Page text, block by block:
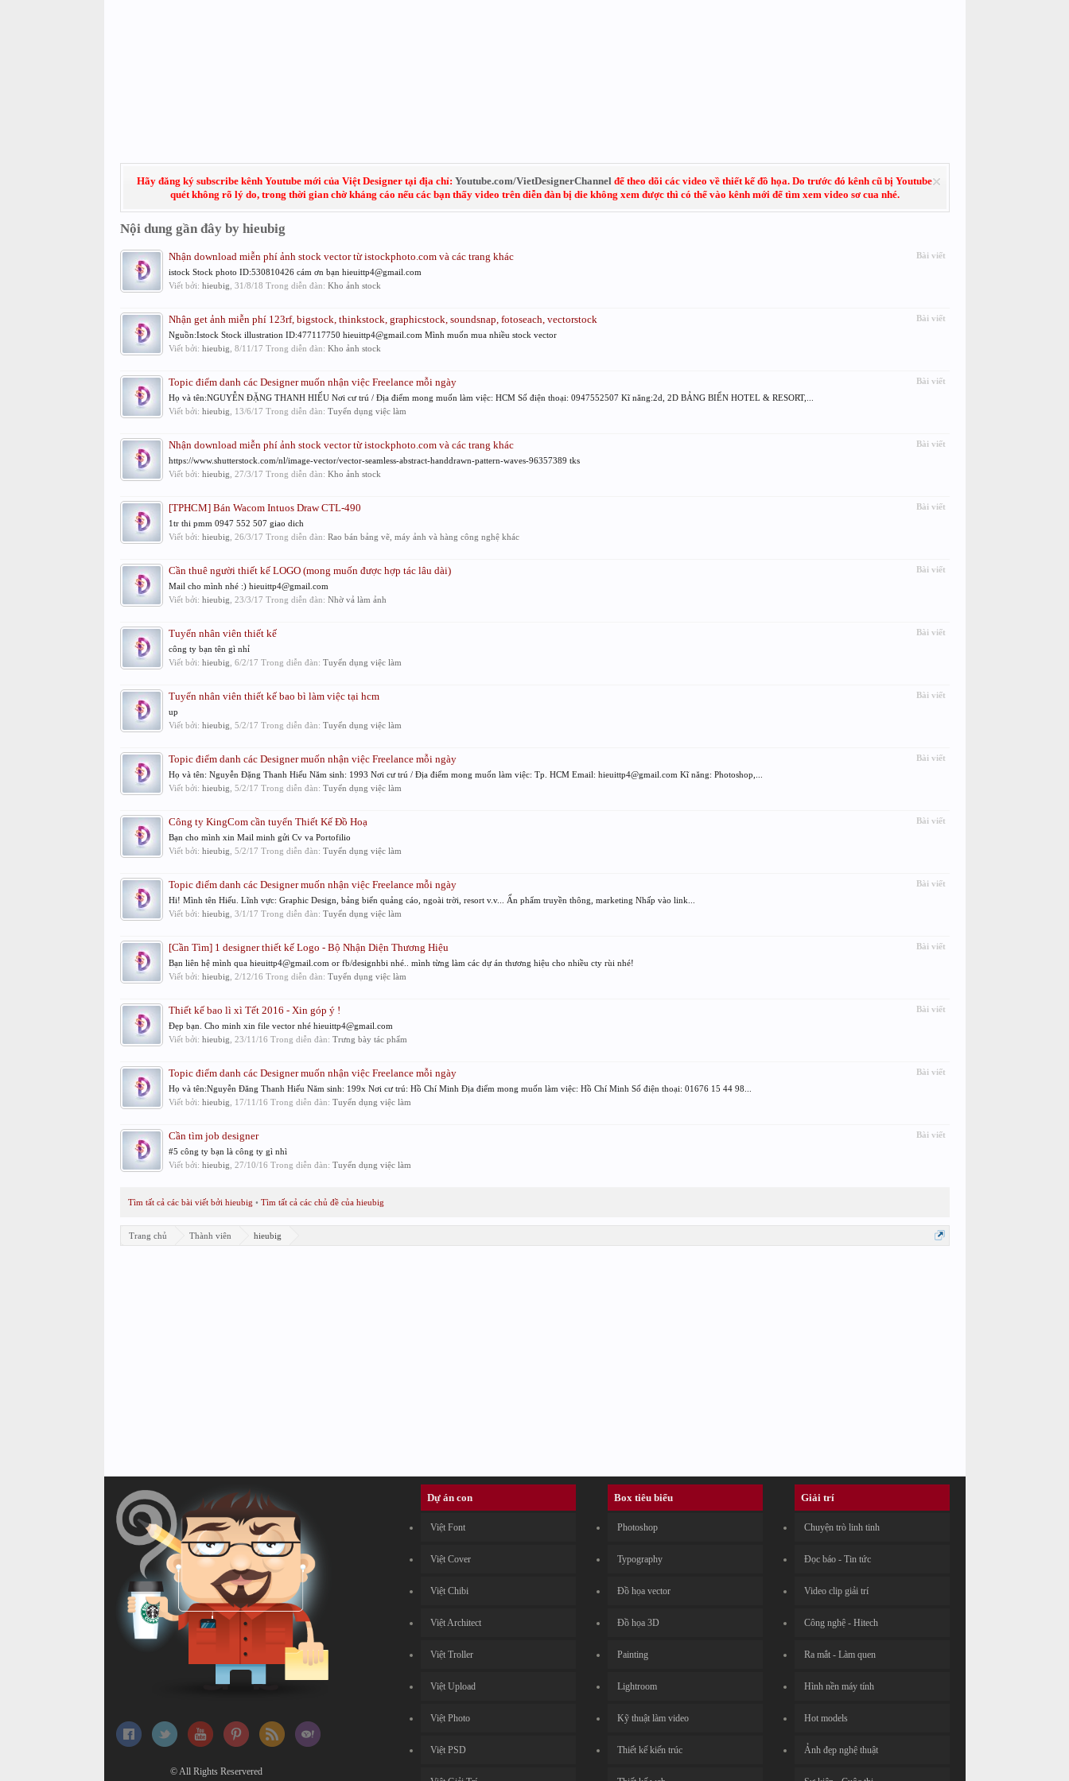
Hãy đăng ký subscribe kênh Youtube mới của Việt Designer tại địa chỉ: Youtube.com/VietDesignerChannel để theo dõi các video về thiết kế đồ họa. Do trước đó kênh cũ bị Youtube
quét không rõ lý do, trong thời gian chờ kháng cáo nếu các bạn thấy video trên diễn đàn bị die không xem được thì có thể vào kênh mới để tìm xem video sơ cua nhé.
Nội dung gần đây by hieubig
Bài viết
Nhận download miễn phí ảnh stock vector từ istockphoto.com và các trang khác
istock Stock photo ID:530810426 cám ơn bạn hieuittp4@gmail.com
Viết bởi: hieubig 31/8/18 Trong diễn đàn: Kho ảnh stock
Bài viết
Nhận get ảnh miễn phí 123rf, bigstock, thinkstock, graphicstock, soundsnap, fotoseach, vectorstock
Nguồn:Istock Stock illustration ID:477117750 hieuittp4@gmail.com Mình muốn mua nhiều stock vector
Viết bởi: hieubig 8/11/17 Trong diễn đàn: Kho ảnh stock
Bài viết
Topic điểm danh các Designer muốn nhận việc Freelance mỗi ngày
Họ và tên:NGUYỄN ĐẶNG THANH HIẾU Nơi cư trú / Địa điểm mong muốn làm việc: HCM Số điện thoại: 0947552507 Kĩ năng:2d, 2D BẢNG BIỂN HOTEL & RESORT,...
Viết bởi: hieubig 13/6/17 Trong diễn đàn: Tuyển dụng việc làm
Bài viết
Nhận download miễn phí ảnh stock vector từ istockphoto.com và các trang khác
https://www.shutterstock.com/nl/image-vector/vector-seamless-abstract-handdrawn-pattern-waves-96357389 tks
Viết bởi: hieubig 27/3/17 Trong diễn đàn: Kho ảnh stock
Bài viết
[TPHCM] Bán Wacom Intuos Draw CTL-490
1tr thi pmm 0947 552 507 giao dich
Viết bởi: hieubig 26/3/17 Trong diễn đàn: Rao bán bảng vẽ, máy ảnh và hàng công nghệ khác
Bài viết
Cần thuê người thiết kế LOGO (mong muốn được hợp tác lâu dài)
Mail cho mình nhé :) hieuittp4@gmail.com
Viết bởi: hieubig 23/3/17 Trong diễn đàn: Nhờ vả làm ảnh
Bài viết
Tuyển nhân viên thiết kế
công ty bạn tên gì nhỉ
Viết bởi: hieubig 6/2/17 Trong diễn đàn: Tuyển dụng việc làm
Bài viết
Tuyển nhân viên thiết kế bao bì làm việc tại hcm
up
Viết bởi: hieubig 5/2/17 Trong diễn đàn: Tuyển dụng việc làm
Bài viết
Topic điểm danh các Designer muốn nhận việc Freelance mỗi ngày
Họ và tên: Nguyễn Đặng Thanh Hiếu Năm sinh: 1993 Nơi cư trú / Địa điểm mong muốn làm việc: Tp. HCM Email: hieuittp4@gmail.com Kĩ năng: Photoshop,...
Viết bởi: hieubig 5/2/17 Trong diễn đàn: Tuyển dụng việc làm
Bài viết
Công ty KingCom cần tuyển Thiết Kế Đồ Hoạ
Bạn cho mình xin Mail minh gửi Cv va Portofilio
Viết bởi: hieubig 5/2/17 Trong diễn đàn: Tuyển dụng việc làm
Bài viết
Topic điểm danh các Designer muốn nhận việc Freelance mỗi ngày
Hi! Mình tên Hiếu. Lĩnh vực: Graphic Design, bảng biển quảng cáo, ngoài trời, resort v.v... Ấn phẩm truyền thông, marketing Nhấp vào link...
Viết bởi: hieubig 3/1/17 Trong diễn đàn: Tuyển dụng việc làm
Bài viết
[Cần Tìm] 1 designer thiết kế Logo - Bộ Nhận Diện Thương Hiệu
Bạn liên hệ mình qua hieuittp4@gmail.com or fb/designhbi nhé.. mình từng làm các dự án thương hiệu cho nhiều cty rùi nhé!
Viết bởi: hieubig 2/12/16 Trong diễn đàn: Tuyển dụng việc làm
Bài viết
Thiết kế bao lì xì Tết 2016 - Xin góp ý !
Đẹp bạn. Cho minh xin file vector nhé hieuittp4@gmail.com
Viết bởi: hieubig 23/11/16 Trong diễn đàn: Trưng bày tác phẩm
Bài viết
Topic điểm danh các Designer muốn nhận việc Freelance mỗi ngày
Họ và tên:Nguyễn Đăng Thanh Hiếu Năm sinh: 199x Nơi cư trú: Hồ Chí Minh Địa điểm mong muốn làm việc: Hồ Chí Minh Số điện thoại: 01676 15 44 98...
Viết bởi: hieubig 17/11/16 Trong diễn đàn: Tuyển dụng việc làm
Bài viết
Cần tìm job designer
#5 công ty bạn là công ty gì nhì
Viết bởi: hieubig 27/10/16 Trong diễn đàn: Tuyển dụng việc làm
Tìm tất cả các bài viết bởi hieubig Tìm tất cả các chủ đề của hieubig
Trang chủ Thành viên hieubig
© All Rights Reservered
Dự án con
Việt Font
Việt Cover
Việt Chibi
Việt Architect
Việt Troller
Việt Upload
Việt Photo
Việt PSD
Box tiêu biểu
Photoshop
Typography
Đồ họa vector
Đồ họa 3D
Painting
Lightroom
Kỹ thuật làm video
Thiết kế kiến trúc
Giải trí
Chuyện trò linh tinh
Đọc báo - Tin tức
Video clip giải trí
Công nghệ - Hitech
Ra mắt - Làm quen
Hình nền máy tính
Hot models
Ảnh đẹp nghệ thuật